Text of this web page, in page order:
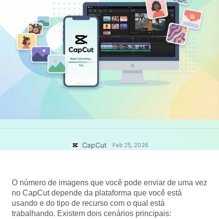
Texto e Áudio
Legendas automáticas
Modelos de legenda
Reconhecimento de fala
Vozes personalizadas
Aprimorar voz
Imagem
Marketing
Estilo de vida e vlogs
Design personalizado
Mais
Guias práticos
Tendências do mercado
Tendências e dicas de modelos
Mais
Modelos para setores
Modelos de retrospectiva
Centro de confiança
Central de ajuda
Central de notícias
Abrir o CapCut
CapCut Feb 25, 2026
O número de imagens que você pode enviar de uma vez
no CapCut depende da plataforma que você está
usando e do tipo de recurso com o qual está
trabalhando. Existem dois cenários principais: